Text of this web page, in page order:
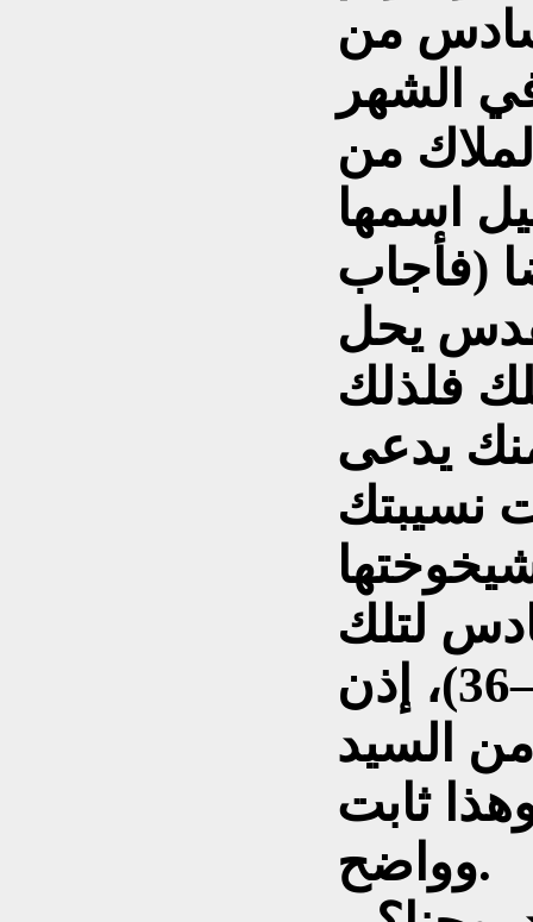
من
الشهر
من
اسمها
26). وأيضا (فأجاب
يحل
فلذلك
يدعى
نسيبتك
لتلك
المدعوة عاقراً. (لوقا1: 35–36)، إذن
من السيد
ثابت
وواضح.